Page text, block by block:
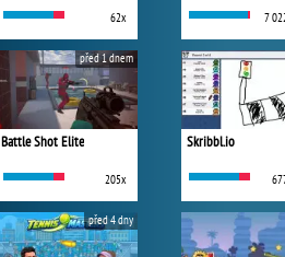
62x
Battle Shot Elite
205x
před 1 dnem
před 4 dny
7
Skribbl.io